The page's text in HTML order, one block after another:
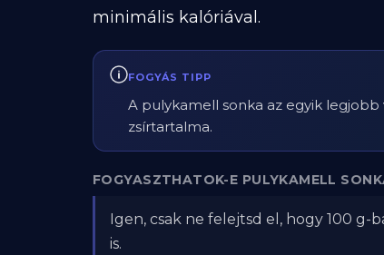
minimális kalóriával.
FOGYÁS TIPP
A pulykamell sonka az egyik
zsírtartalma.
FOGYASZTHATOK-E PULYKAMELL
Igen, csak ne felejtsd el, hogy 100 g-
is.